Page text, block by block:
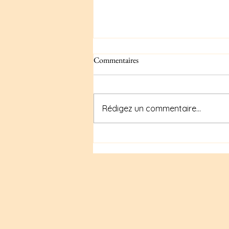
Commentaires
Rédigez un commentaire...